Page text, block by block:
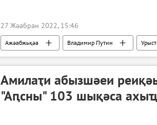
27 Жәабран 2022, 15:46
Ажәабжьқәа Владимир Путин
ДЖәР
ЛЖәР Украина
Амилаҭи абызшәеи
"Аԥсны" 103 шықәса